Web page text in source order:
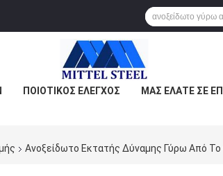
ΠΟΙΟΤΙΚΌΣ ΈΛΕΓΧΟΣ ΜΑΣ ΕΛΆΤΕ ΣΕ
Ανοξείδωτο Εκτατής Δύναμης Γύρω Από